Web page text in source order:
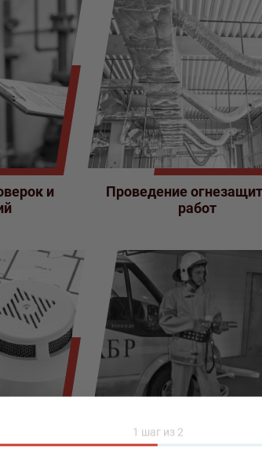
и
Проведение
работ
1 шаг из 2